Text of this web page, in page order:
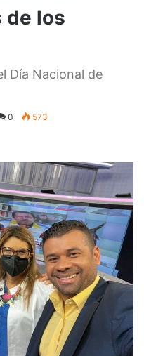
de los
Día Nacional de
0 573